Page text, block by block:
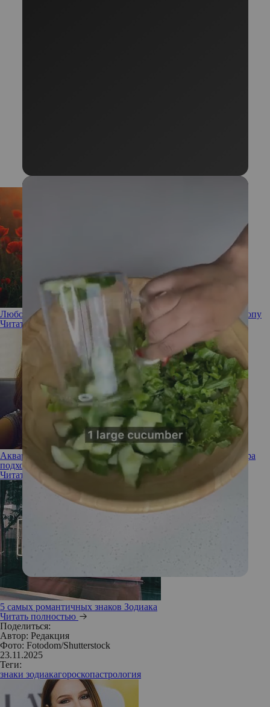
Любовь и знаки Зодиака: какой у вас язык любви по гороскопу
Читать полностью
Аквариум для рыб и дартс для овнов: какие детали интерьера
подходят разным знакам зодиака?
Читать полностью
5 самых романтичных знаков Зодиака
Читать полностью
Поделиться:
Автор: Редакция
Фото: Fotodom/Shutterstock
23.11.2025
Теги:
знаки зодиакагороскопастрология